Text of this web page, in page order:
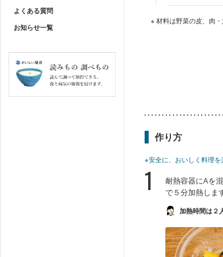
よくある質問
お知らせ一覧
※ 材料は野菜の皮、肉
作り方
※安全に、おいしく料理
1
耐熱容器にAを
で５分加熱しま
加熱時間は２